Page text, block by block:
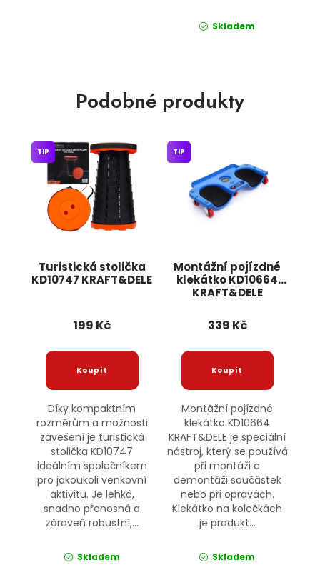
Skladem
Podobné produkty
Turistická stolička
KD10747 KRAFT&DELE
TIP
199 Kč
Díky kompaktním
rozměrům a možnosti
zavěšení je turistická
stolička KD10747
ideálním společníkem
pro jakoukoli venkovní
aktivitu. Je lehká,
snadno přenosná a
zároveň robustní,...
Skladem
Montážní pojízdné
klekátko KD10664
KRAFT&DELE
TIP
339 Kč
Montážní pojízdné
klekátko KD10664
KRAFT&DELE je speciální
nástroj, který se používá
při montáži a
demontáži součástek
nebo při opravách.
Klekátko na kolečkách
je produkt...
Skladem